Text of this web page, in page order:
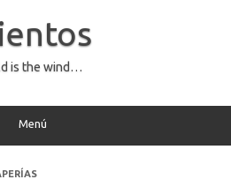
is the wind…
Menú